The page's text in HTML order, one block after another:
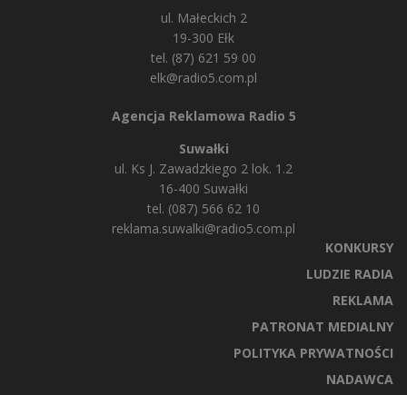
ul. Małeckich 2
19-300 Ełk
tel. (87) 621 59 00
elk@radio5.com.pl
Agencja Reklamowa Radio 5
Suwałki
ul. Ks J. Zawadzkiego 2 lok. 1.2
16-400 Suwałki
tel. (087) 566 62 10
reklama.suwalki@radio5.com.pl
KONKURSY
LUDZIE RADIA
REKLAMA
PATRONAT MEDIALNY
POLITYKA PRYWATNOŚCI
NADAWCA